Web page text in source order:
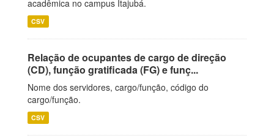
acadêmica no campus Itajubá.
CSV
Relação de ocupantes de cargo de direção
(CD), função gratificada (FG) e funç...
Nome dos servidores, cargo/função, código do
cargo/função.
CSV